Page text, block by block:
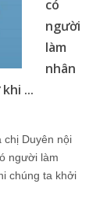
có
người
làm
nhân
...
chị Duyên nội
người làm
chúng ta khởi